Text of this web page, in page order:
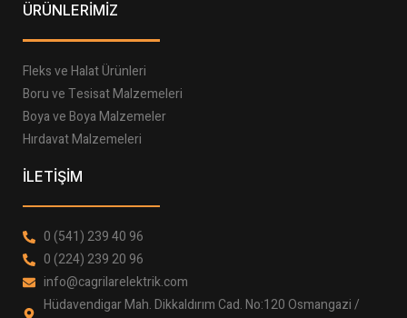
ÜRÜNLERİMİZ
Fleks ve Halat Ürünleri
Boru ve Tesisat Malzemeleri
Boya ve Boya Malzemeler
Hırdavat Malzemeleri
İLETİŞİM
0 (541) 239 40 96
0 (224) 239 20 96
info@cagrilarelektrik.com
Hüdavendigar Mah. Dikkaldırım Cad. No:120 Osmangazi /